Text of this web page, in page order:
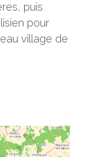
puis
pour
village de